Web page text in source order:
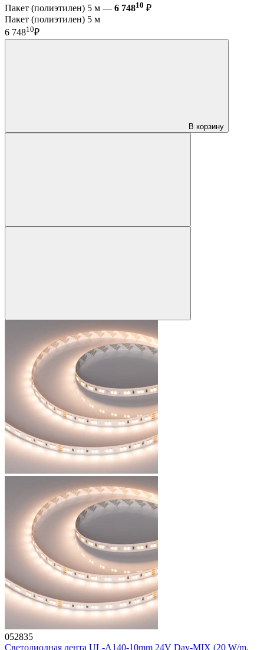
Пакет (полиэтилен) 5 м — 6 74810 ₽
Пакет (полиэтилен) 5 м
6 74810₽
В корзину
052835
Светодиодная лента UL-A140-10mm 24V Day-MIX (20 W/m,